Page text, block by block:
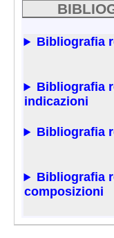
Bibliografia
Bibliografia
indicazioni
Bibliografia
Bibliografia
composizioni